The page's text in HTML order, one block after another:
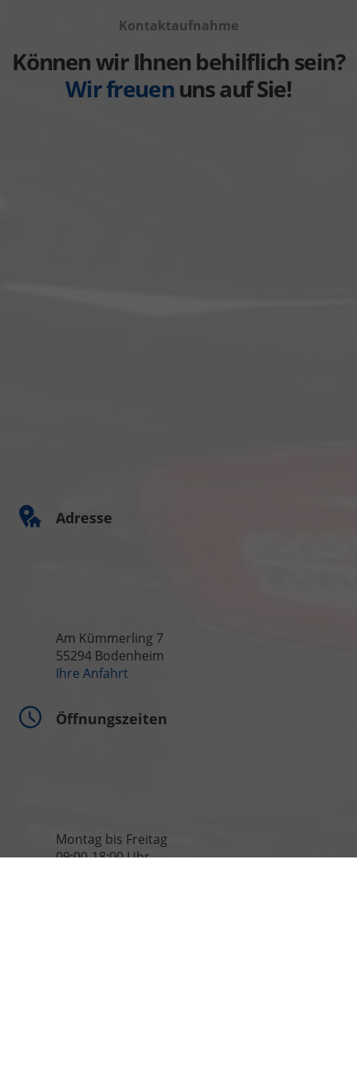
anzeigen
Kontaktaufnahme
Können wir Ihnen behilflich sein?
Wir freuenuns auf Sie!
Adresse
Am Kümmerling 7
55294 Bodenheim
Ihre Anfahrt
Öffnungszeiten
Montag bis Freitag
09:00-18:00 Uhr